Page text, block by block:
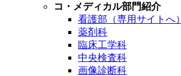
コ・メディカル部門紹介
看護部（専用サイトへ）
薬剤科
臨床工学科
中央検査科
画像診断科